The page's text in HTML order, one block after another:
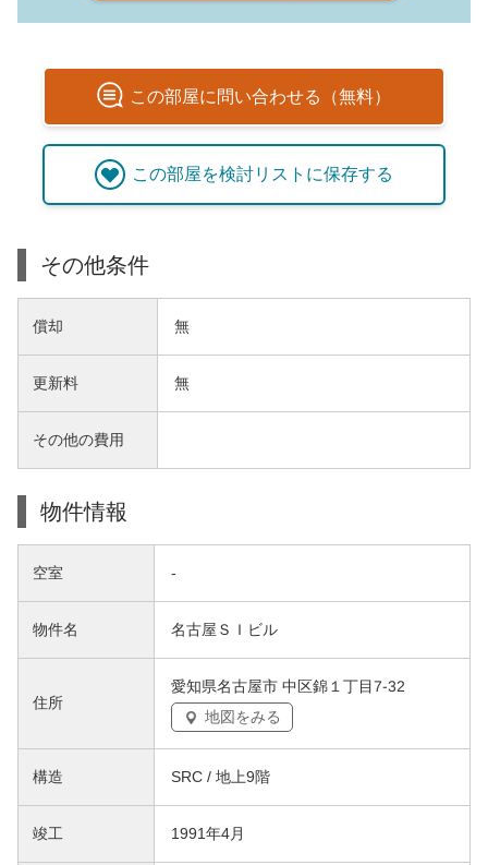
この部屋に問い合わせる（無料）
この部屋を検討リストに保存する
その他条件
償却 無
更新料 無
その他の費用
物件情報
空室 -
物件名 名古屋ＳＩビル
住所
愛知県名古屋市 中区錦１丁目7-32
地図をみる
構造 SRC / 地上9階
竣工 1991年4月